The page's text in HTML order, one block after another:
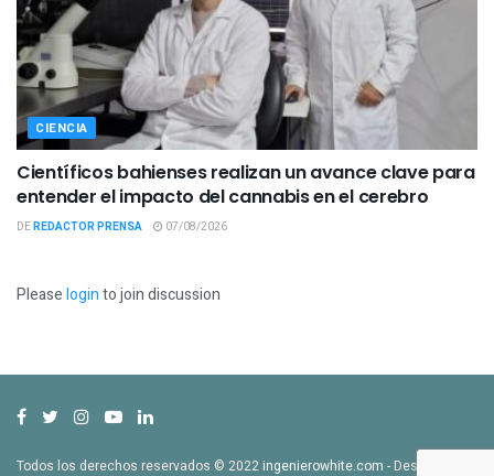
CIENCIA
Científicos bahienses realizan un avance clave para
entender el impacto del cannabis en el cerebro
DEREDACTOR PRENSA 07/08/2026
Pleaseloginto join discussion
Todos los derechos reservados © 2022ingenierowhite.com - Desarrollado